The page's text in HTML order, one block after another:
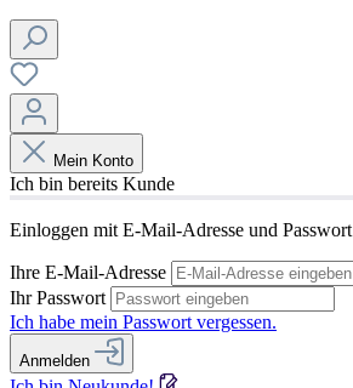
Mein Konto
Ich bin bereits Kunde
Einloggen mit E-Mail-Adresse und Passwort
Ihre E-Mail-Adresse
Ihr Passwort
Ich habe mein Passwort vergessen.
Anmelden